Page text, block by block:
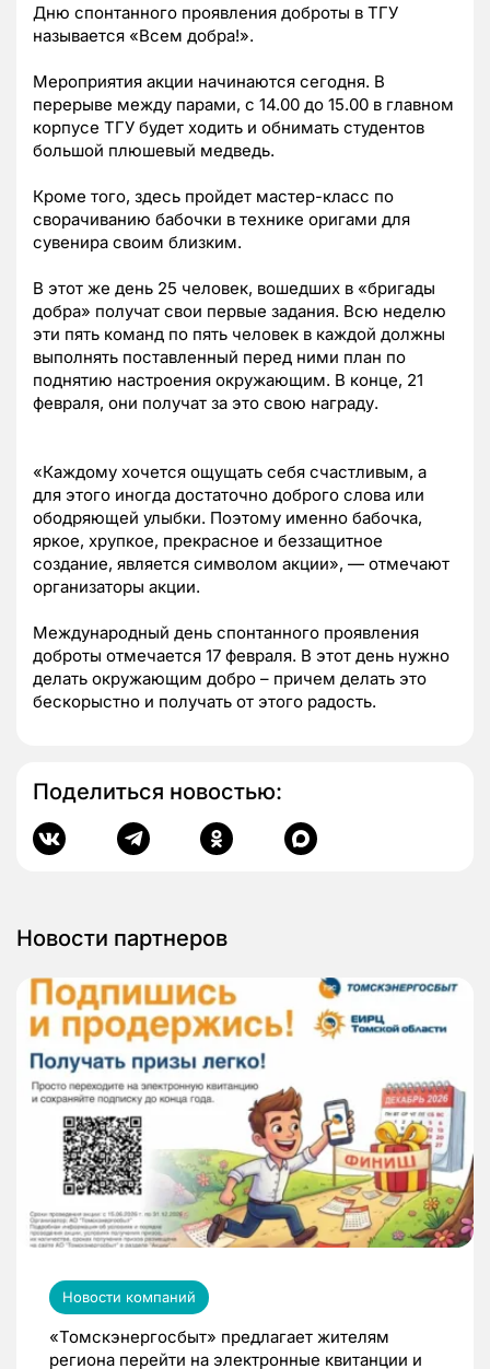
Дню спонтанного проявления доброты в ТГУ
называется «Всем добра!».
Мероприятия акции начинаются сегодня. В
перерыве между парами, с 14.00 до 15.00 в главном
корпусе ТГУ будет ходить и обнимать студентов
большой плюшевый медведь.
Кроме того, здесь пройдет мастер-класс по
сворачиванию бабочки в технике оригами для
сувенира своим близким.
В этот же день 25 человек, вошедших в «бригады
добра» получат свои первые задания. Всю неделю
эти пять команд по пять человек в каждой должны
выполнять поставленный перед ними план по
поднятию настроения окружающим. В конце, 21
февраля, они получат за это свою награду.
«Каждому хочется ощущать себя счастливым, а
для этого иногда достаточно доброго слова или
ободряющей улыбки. Поэтому именно бабочка,
яркое, хрупкое, прекрасное и беззащитное
создание, является символом акции», — отмечают
организаторы акции.
Международный день спонтанного проявления
доброты отмечается 17 февраля. В этот день нужно
делать окружающим добро – причем делать это
бескорыстно и получать от этого радость.
Поделиться новостью:
Новости партнеров
Новости компаний
«Томскэнергосбыт» предлагает жителям
региона перейти на электронные квитанции и